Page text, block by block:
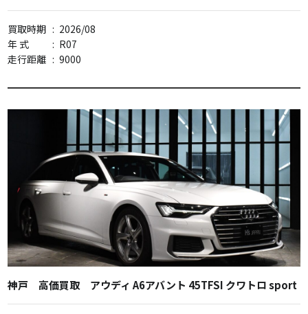
買取時期 : 2026/08
年 式
: R07
走行距離 : 9000
神戸 高価買取 アウディ A6アバント 45TFSI クワトロ sport